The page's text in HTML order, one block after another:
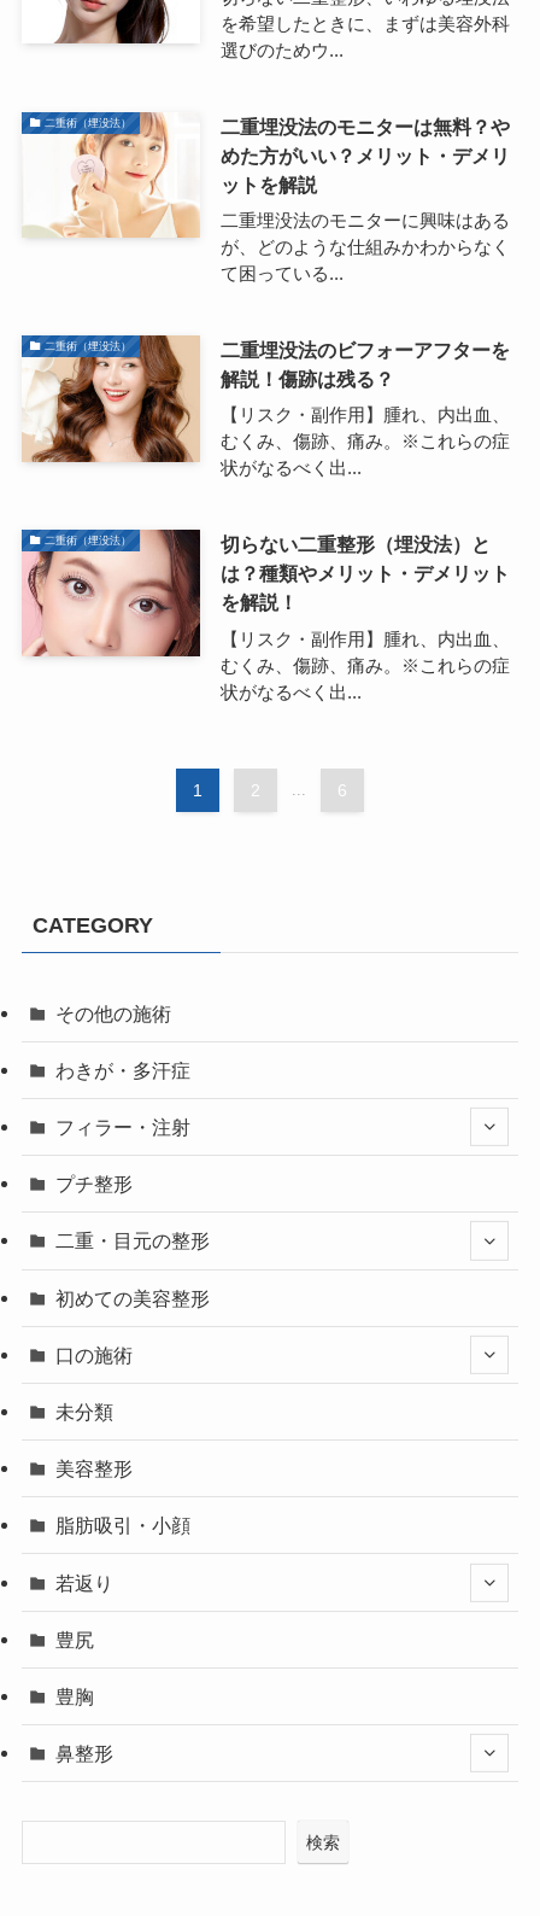
を希望したときに、まずは美容外科
選びのためウ...
二重術（埋没法）
二重埋没法のモニターは無料？や
めた方がいい？メリット・デメリ
ットを解説
二重埋没法のモニターに興味はある
が、どのような仕組みかわからなく
て困っている...
二重術（埋没法）
二重埋没法のビフォーアフターを
解説！傷跡は残る？
【リスク・副作用】腫れ、内出血、
むくみ、傷跡、痛み。※これらの症
状がなるべく出...
二重術（埋没法）
切らない二重整形（埋没法）と
は？種類やメリット・デメリット
を解説！
【リスク・副作用】腫れ、内出血、
むくみ、傷跡、痛み。※これらの症
状がなるべく出...
1 2 ... 6
CATEGORY
その他の施術
わきが・多汗症
フィラー・注射
プチ整形
二重・目元の整形
初めての美容整形
口の施術
未分類
美容整形
脂肪吸引・小顔
若返り
豊尻
豊胸
鼻整形
検索